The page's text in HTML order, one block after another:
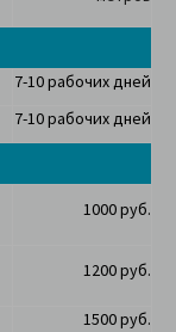
7-10 рабочих дней
7-10 рабочих дней
1000 руб.
1200 руб.
1500 руб.